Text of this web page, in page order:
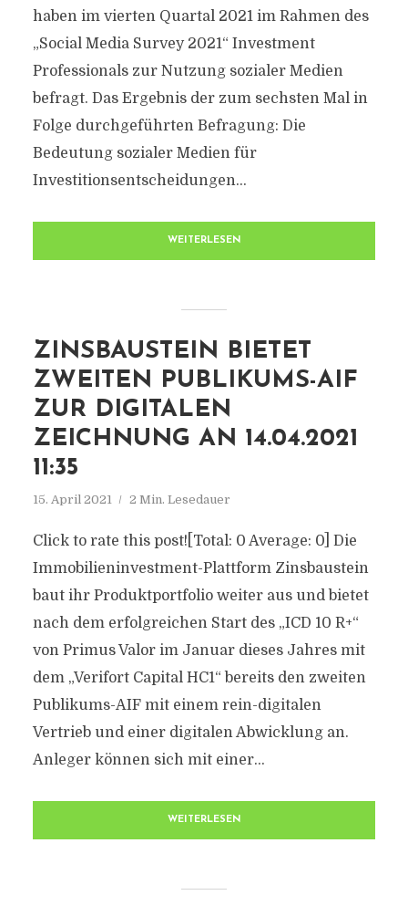
haben im vierten Quartal 2021 im Rahmen des
„Social Media Survey 2021“ Investment
Professionals zur Nutzung sozialer Medien
befragt. Das Ergebnis der zum sechsten Mal in
Folge durchgeführten Befragung: Die
Bedeutung sozialer Medien für
Investitionsentscheidungen...
WEITERLESEN
ZINSBAUSTEIN BIETET
ZWEITEN PUBLIKUMS-AIF
ZUR DIGITALEN
ZEICHNUNG AN 14.04.2021
11:35
15. April 2021 2 Min. Lesedauer
Click to rate this post![Total: 0 Average: 0] Die
Immobilieninvestment-Plattform Zinsbaustein
baut ihr Produktportfolio weiter aus und bietet
nach dem erfolgreichen Start des „ICD 10 R+“
von Primus Valor im Januar dieses Jahres mit
dem „Verifort Capital HC1“ bereits den zweiten
Publikums-AIF mit einem rein-digitalen
Vertrieb und einer digitalen Abwicklung an.
Anleger können sich mit einer...
WEITERLESEN